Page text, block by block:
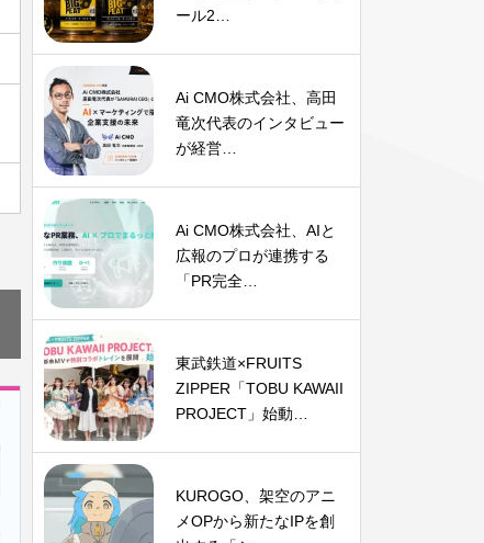
ール2…
Ai CMO株式会社、高田
竜次代表のインタビュー
が経営…
Ai CMO株式会社、AIと
広報のプロが連携する
「PR完全…
東武鉄道×FRUITS
ZIPPER「TOBU KAWAII
PROJECT」始動…
KUROGO、架空のアニ
メOPから新たなIPを創